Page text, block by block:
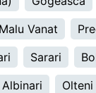
Malu Vanat
Sarari
Albinari Olteni